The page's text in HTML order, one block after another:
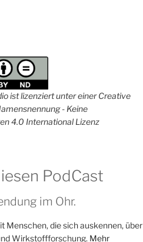
ist lizenziert unter einer Creative
- Keine
4.0 International Lizenz
PodCast
im Ohr.
Menschen, die sich auskennen, über
Wirkstoffforschung. Mehr